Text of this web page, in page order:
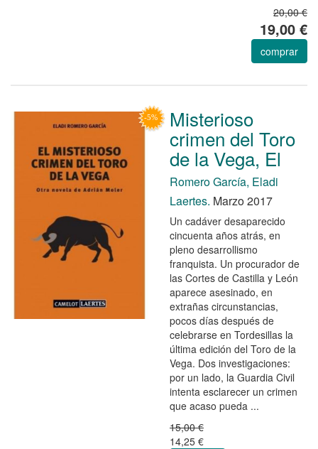
20,00 €
19,00 €
comprar
Misterioso
crimen del Toro
de la Vega, El
Romero García, Eladi
Laertes. Marzo 2017
Un cadáver desaparecido
cincuenta años atrás, en
pleno desarrollismo
franquista. Un procurador de
las Cortes de Castilla y León
aparece asesinado, en
extrañas circunstancias,
pocos días después de
celebrarse en Tordesillas la
última edición del Toro de la
Vega. Dos investigaciones:
por un lado, la Guardia Civil
intenta esclarecer un crimen
que acaso pueda ...
15,00 €
14,25 €